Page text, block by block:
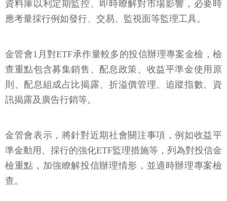
資料庫以利定期監控、即時瞭解對市場影響，必要時
應考量採行例如發行、交易、監視面等監理工具。
金管會1月對ETF承作量較多的投信辦理專案金檢，檢
查重點包含募集銷售、配息政策、收益平準金使用原
則、配息組成占比揭露、折溢價管理、追蹤指數、資
訊揭露及廣告行銷等。
金管會表示，將針對近期社會關注事項，例如收益平
準金動用、採行的強化ETF監理措施等，列為對投信金
檢重點，加強瞭解投信辦理情形，並適時辦理專案檢
查。